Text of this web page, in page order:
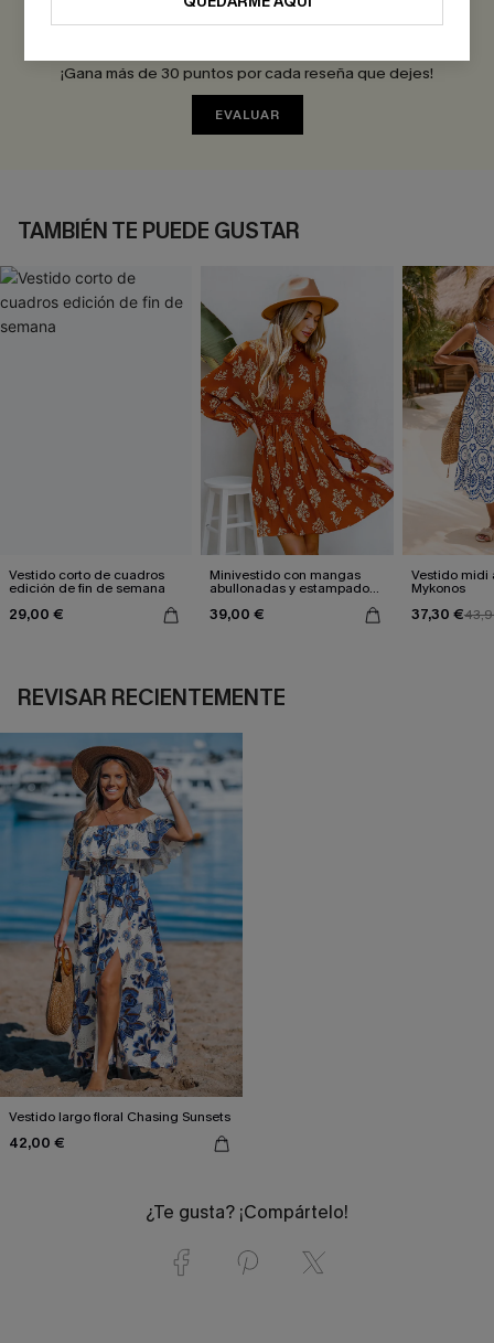
¡Gana más de 30 puntos por cada reseña que dejes!
EVALUAR
TAMBIÉN TE PUEDE GUSTAR
Vestido corto de cuadros
edición de fin de semana
29,00 €
Minivestido con mangas
abullonadas y estampado
quemado
39,00 €
Vestido midi
Mykonos
37,30 €
REVISAR RECIENTEMENTE
Vestido largo floral Chasing Sunsets
42,00 €
¿Te gusta? ¡Compártelo!